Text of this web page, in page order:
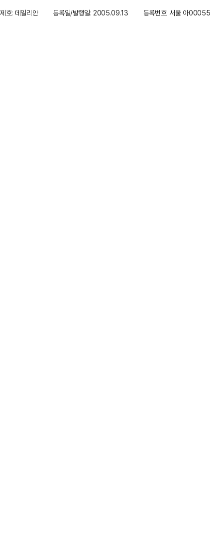
제호: 데일리안 등록일/발행일: 2005.09.13 등록번호: 서울 아00055